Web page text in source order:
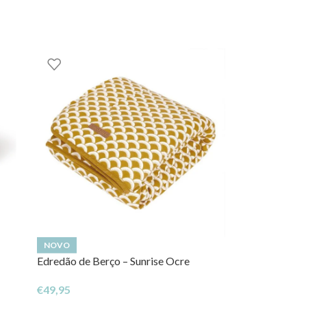
NOVO
Edredão de Berço – Sunrise Ocre
€49,95